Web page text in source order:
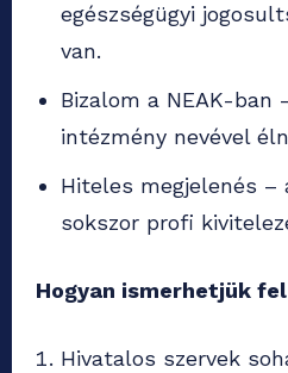
egészségügyi
van.
Bizalom a NEAK-ban
intézmény nevével
Hiteles megjelenés –
sokszor profi
Hogyan ismerhetjük
Hivatalos szervek